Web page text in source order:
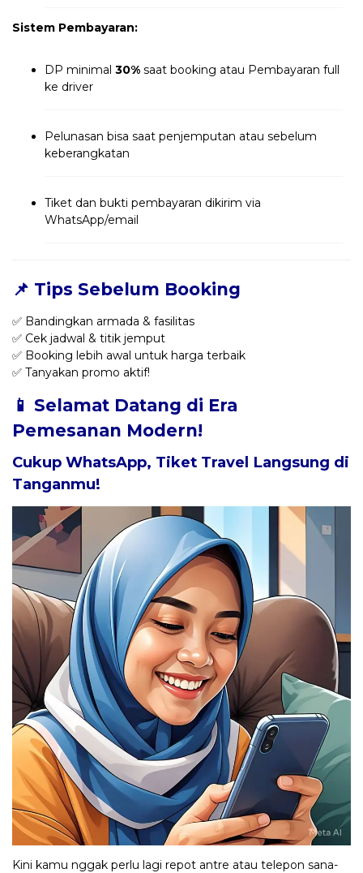
Sistem Pembayaran:
DP minimal 30% saat booking atau Pembayaran full
ke driver
Pelunasan bisa saat penjemputan atau sebelum
keberangkatan
Tiket dan bukti pembayaran dikirim via
WhatsApp/email
📌 Tips Sebelum Booking
✅ Bandingkan armada & fasilitas
✅ Cek jadwal & titik jemput
✅ Booking lebih awal untuk harga terbaik
✅ Tanyakan promo aktif!
📱 Selamat Datang di Era
Pemesanan Modern!
Cukup WhatsApp, Tiket Travel Langsung di
Tanganmu!
Kini kamu nggak perlu lagi repot antre atau telepon sana-